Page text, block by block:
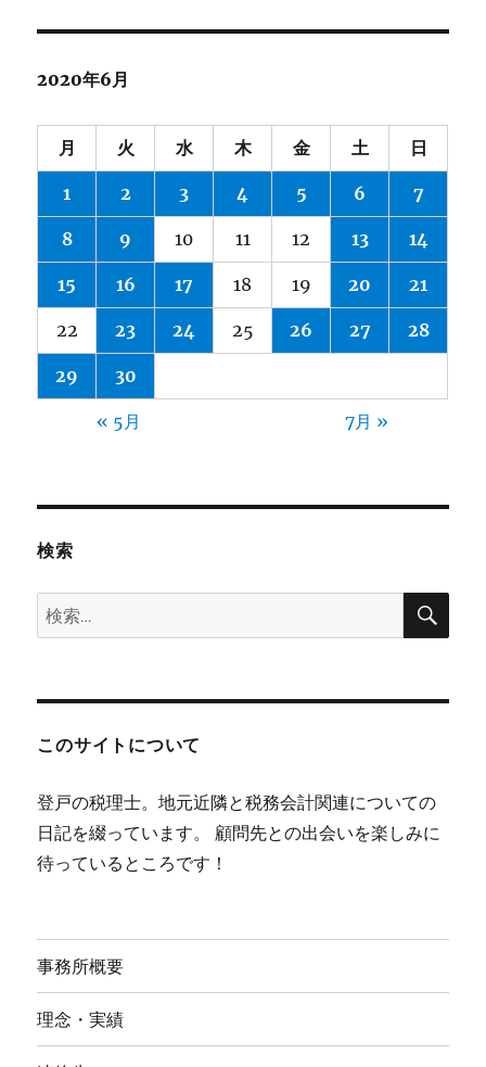
2020年6月
月 火 水 木 金 土 日
1 2 3 4 5 6 7
8 9 10 11 12 13 14
15 16 17 18 19 20 21
22 23 24 25 26 27 28
29 30
« 5月 7月 »
検索
検
索:
検
このサイトについて
登戸の税理士。地元近隣と税務会計関連についての
日記を綴っています。 顧問先との出会いを楽しみに
待っているところです！
事務所概要
理念・実績